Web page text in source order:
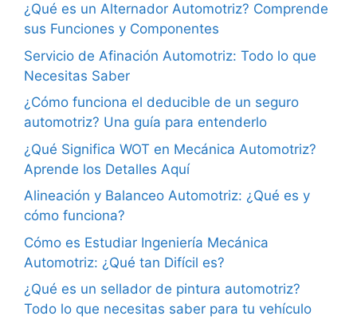
¿Qué es un Alternador Automotriz? Comprende
sus Funciones y Componentes
Servicio de Afinación Automotriz: Todo lo que
Necesitas Saber
¿Cómo funciona el deducible de un seguro
automotriz? Una guía para entenderlo
¿Qué Significa WOT en Mecánica Automotriz?
Aprende los Detalles Aquí
Alineación y Balanceo Automotriz: ¿Qué es y
cómo funciona?
Cómo es Estudiar Ingeniería Mecánica
Automotriz: ¿Qué tan Difícil es?
¿Qué es un sellador de pintura automotriz?
Todo lo que necesitas saber para tu vehículo